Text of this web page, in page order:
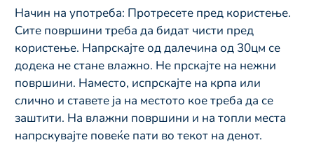
Начин на употреба: Протресете пред користење.
Сите површини треба да бидат чисти пред
користење. Напрскајте од далечина од 30цм се
додека не стане влажно. Не прскајте на нежни
површини. Наместо, испрскајте на крпа или
слично и ставете ја на местото кое треба да се
заштити. На влажни површини и на топли места
напрскувајте повеќе пати во текот на денот.